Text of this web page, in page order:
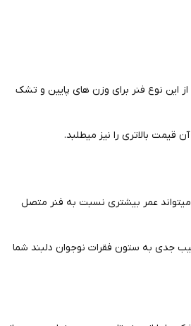
نوع فنر برای وزن های پایین و تشک
بالاتری را نیز میطلبد.
پاکتی میتواند عمر بیشتری نسبت به فنر متصل
جدی به ستون فقرات نوجوان دلبند شما